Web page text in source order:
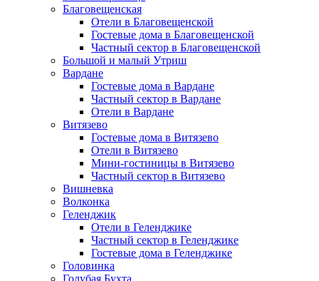
Благовещенская
Отели в Благовещенской
Гостевые дома в Благовещенской
Частный сектор в Благовещенской
Большой и малый Утриш
Вардане
Гостевые дома в Вардане
Частный сектор в Вардане
Отели в Вардане
Витязево
Гостевые дома в Витязево
Отели в Витязево
Мини-гостиницы в Витязево
Частный сектор в Витязево
Вишневка
Волконка
Геленджик
Отели в Геленджике
Частный сектор в Геленджике
Гостевые дома в Геленджике
Головинка
Голубая Бухта